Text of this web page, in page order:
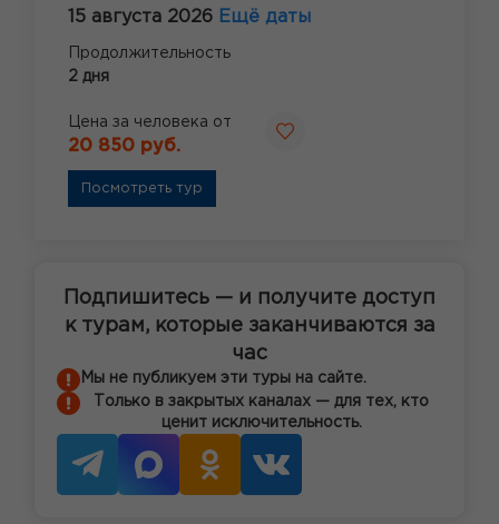
15 августа 2026 Ещё даты
Продолжительность
2 дня
Цена за человека от
20 850 руб.
Посмотреть тур
Подпишитесь — и получите доступ
к турам, которые заканчиваются за
час
Мы не публикуем эти туры на сайте.
Только в закрытых каналах — для тех, кто
ценит исключительность.